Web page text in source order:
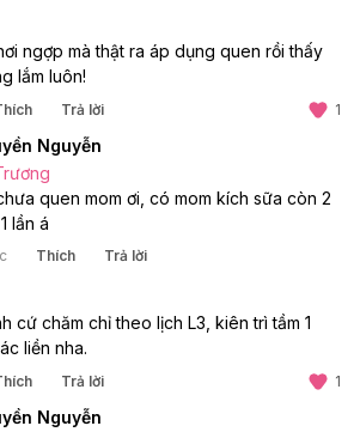
ngợp mà thật ra áp dụng quen rồi thấy
lắm luôn!
Trả lời 1
Nguyễn
quen mom ơi, có mom kích sữa còn 2
lần á
Thích Trả lời
cứ chăm chỉ theo lịch L3, kiên trì tầm 1
liền nha.
Trả lời 1
Nguyễn